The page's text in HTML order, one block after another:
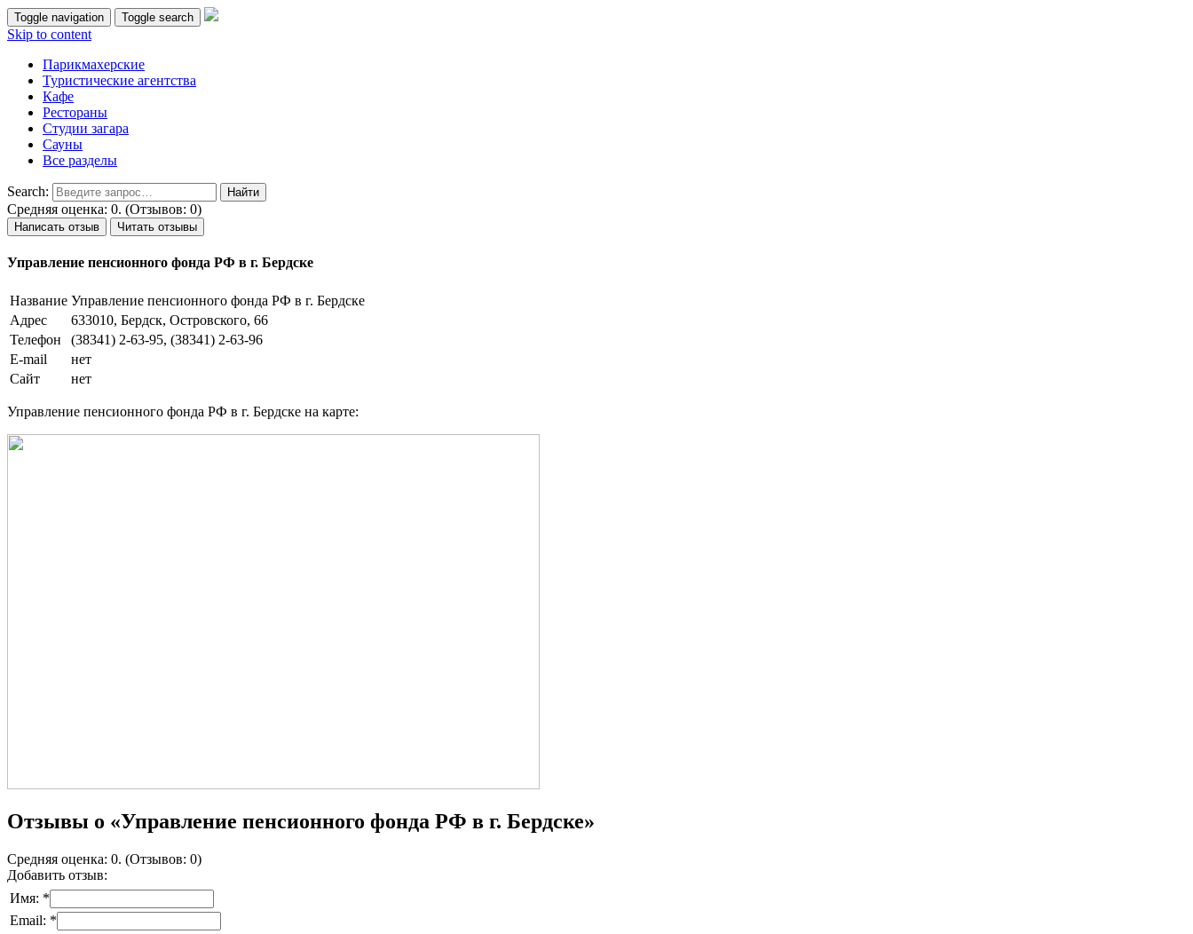
Toggle navigation Toggle search
Skip to content
Парикмахерские
Туристические агентства
Кафе
Рестораны
Студии загара
Сауны
Все разделы
Search:
Средняя оценка: 0. (Отзывов: 0)
Написать отзыв Читать отзывы
Управление пенсионного фонда РФ в г. Бердске
Название Управление пенсионного фонда РФ в г. Бердске
Адрес
633010, Бердск, Островского, 66
Телефон
(38341) 2-63-95, (38341) 2-63-96
E-mail
нет
Сайт
нет
Управление пенсионного фонда РФ в г. Бердске на карте:
Отзывы о «Управление пенсионного фонда РФ в г. Бердске»
Средняя оценка: 0. (Отзывов: 0)
Добавить отзыв:
Имя: *
Email: *